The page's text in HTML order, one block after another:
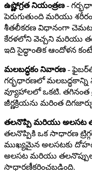
ఉష్ణోగ్రత నియంత్రణ-
పెరుగుతుంది మరియు
శీతలీకరణ విధానంగా
కేరళలోని వెచ్చని మరియు
ఇది సైద్ధాంతిక ఆందోళన కంటే
మలబద్ధకం నివారణ-
గర్భధారణలో మలబద్ధకాన్ని
వ్యూహాలలో ఒకటి. తగినంత
జీర్ణక్రియను మరింత
తలనొప్పి మరియు అలసట
తలనొప్పికి ఒక సాధారణ
ముఖ్యమైన అలసటకు
అలసట మరియు
సాధారణీకరించబడింది.